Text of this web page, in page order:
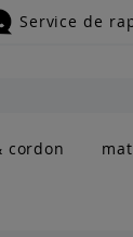
Service de
cordon